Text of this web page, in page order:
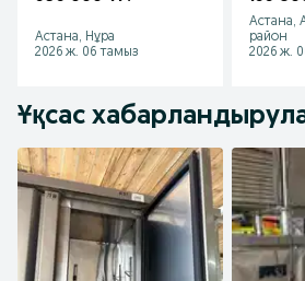
конфорная новая
Астана, Нұра
2026 ж. 06 тамыз
Астана
Астана,
район
2026 ж.
Ұқсас